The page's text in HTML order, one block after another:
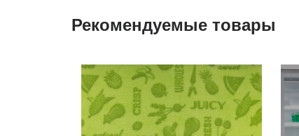
Рекомендуемые товары